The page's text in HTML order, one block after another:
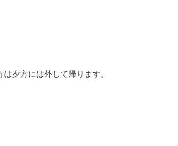
夕方には外して帰ります。